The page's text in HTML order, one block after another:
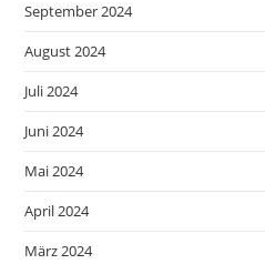
September 2024
August 2024
Juli 2024
Juni 2024
Mai 2024
April 2024
März 2024